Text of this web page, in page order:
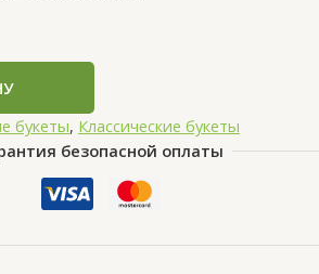
букеты, Классические букеты
безопасной оплаты